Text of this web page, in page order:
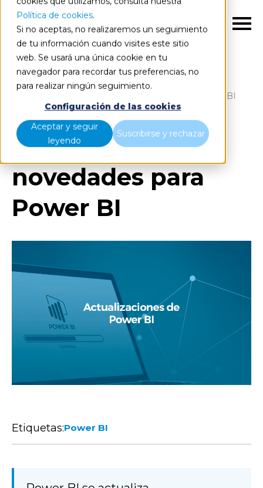
Política de cookies.
Si no aceptas, no realizaremos un seguimiento
de tu información cuando visites este sitio
web. Se usará una única cookie en tu
navegador para recordar tus preferencias, no
para realizar ningún seguimiento.
Configuración de las cookies
Aceptar y seguir
leyendo
Suscribirse y rechazar
ES
6 futuras novedades para Power BI
6 futuras
novedades para
Power BI
Etiquetas:Power BI